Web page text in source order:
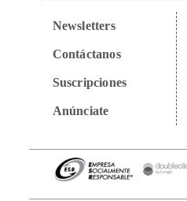
Newsletters
Contáctanos
Suscripciones
Anúnciate